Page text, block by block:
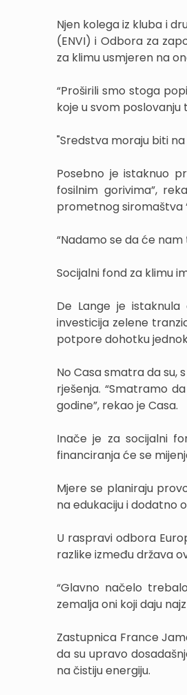
Njen kolega iz kluba i
(ENVI) i Odbora za
za klimu usmjeren na
“Proširili smo stoga
koje u svom poslovanju
"Sredstva moraju biti
Posebno je istaknuo
fosilnim gorivima”,
prometnog siromaštva
“Nadamo se da će
Socijalni fond za klimu
De Lange je
investicija zelene
potpore dohotku
No Casa smatra da su,
rješenja. “Smatramo
godine”, rekao je Casa.
Inače je za socijalni
financiranja će se
Mjere se planiraju
na edukaciju i dodatno
U raspravi odbora
razlike između država
“Glavno načelo
zemalja oni koji daju
Zastupnica France
da su upravo
na čistiju energiju.